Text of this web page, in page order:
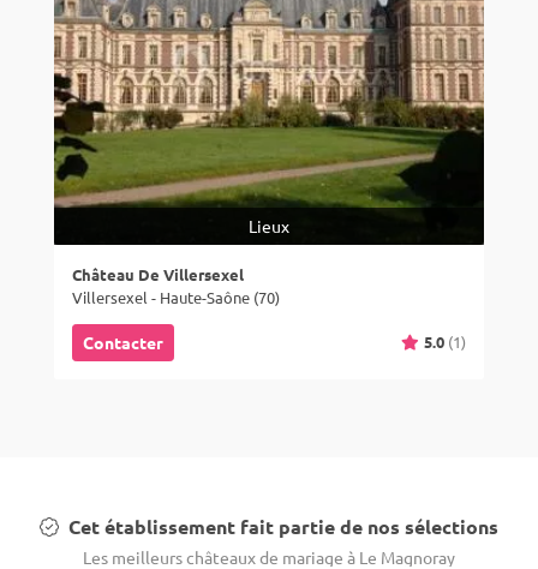
Lieux
Château De Villersexel
Villersexel - Haute-Saône (70)
Contacter 5.0 (1)
Cet établissement fait partie de nos sélections
Les meilleurs châteaux de mariage à Le Magnoray